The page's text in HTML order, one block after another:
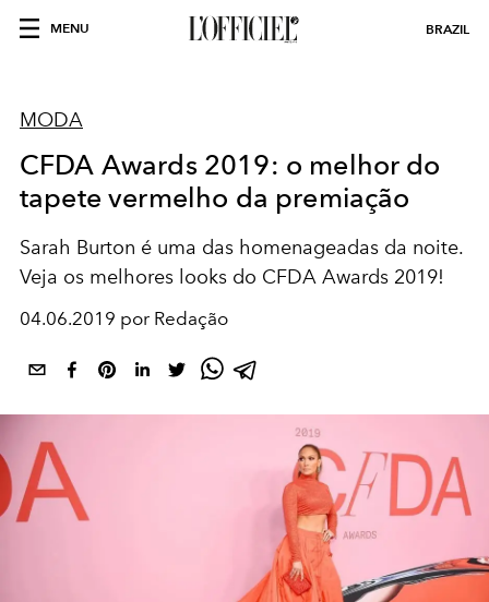
MENU BRAZIL
MODA
CFDA Awards 2019: o melhor do
tapete vermelho da premiação
Sarah Burton é uma das homenageadas da noite.
Veja os melhores looks do CFDA Awards 2019!
04.06.2019 por Redação